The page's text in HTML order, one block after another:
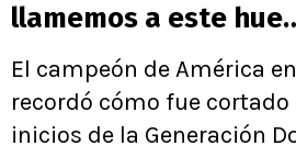
llamemos a este
El campeón de América
recordó cómo fue cortado
inicios de la Generación